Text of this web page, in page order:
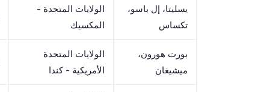
يسليتا، إل باسو،
تكساس
الولايات المتحدة -
المكسيك
بورت هورون،
ميشيغان
الولايات المتحدة
الأمريكية - كندا